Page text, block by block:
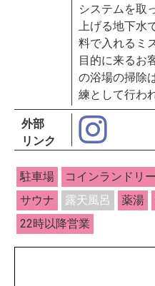
システムを取
上げる地下水
料で入れるミ
目的に来るお
の浴場の掃除
練として行わ
外部
リンク
駐車場 コインランドリー
サウナ
露天風呂 薬湯
22時以降営業